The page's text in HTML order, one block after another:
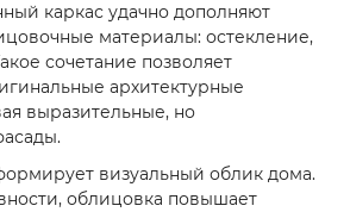
каркас удачно дополняют
материалы: остекление,
сочетание позволяет
архитектурные
выразительные, но
визуальный облик дома.
облицовка повышает